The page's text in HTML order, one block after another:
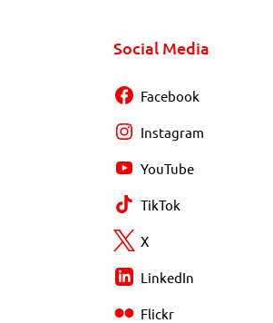
Social Media
Facebook
Instagram
YouTube
TikTok
X
LinkedIn
Flickr